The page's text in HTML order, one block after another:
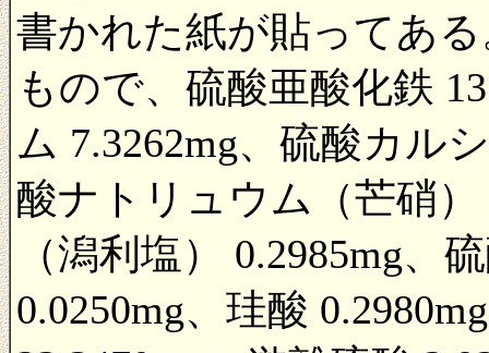
書かれた紙が貼ってあ
もので、硫酸亜酸化鉄
ム 7.3262mg、硫酸カル
酸ナトリュウム（芒硝
（潟利塩） 0.2985mg、
0.0250mg、珪酸